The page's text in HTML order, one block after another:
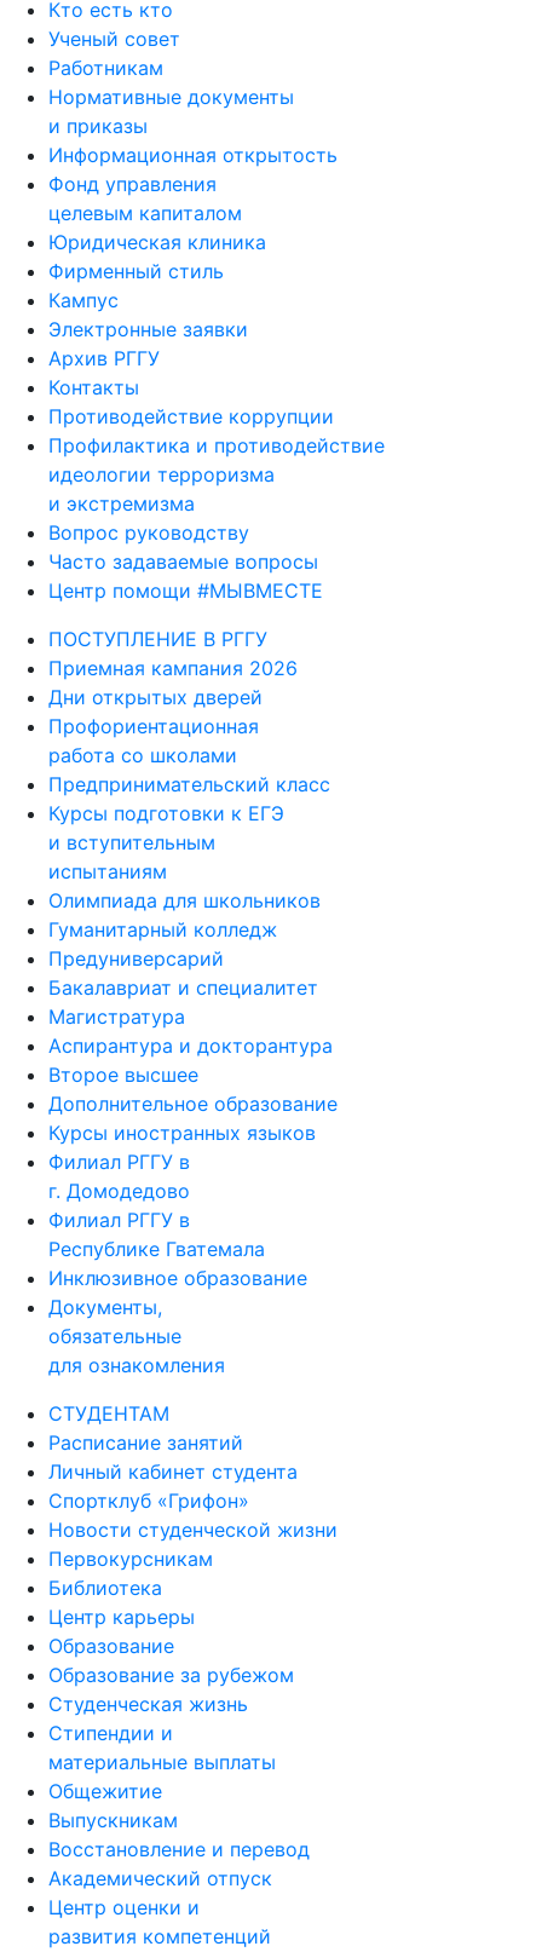
Кто есть кто
Ученый совет
Работникам
Нормативные документы
и приказы
Информационная открытость
Фонд управления
целевым капиталом
Юридическая клиника
Фирменный стиль
Кампус
Электронные заявки
Архив РГГУ
Контакты
Противодействие коррупции
Профилактика и противодействие
идеологии терроризма
и экстремизма
Вопрос руководству
Часто задаваемые вопросы
Центр помощи #МЫВМЕСТЕ
ПОСТУПЛЕНИЕ В РГГУ
Приемная кампания 2026
Дни открытых дверей
Профориентационная
работа со школами
Предпринимательский класс
Курсы подготовки к ЕГЭ
и вступительным
испытаниям
Олимпиада для школьников
Гуманитарный колледж
Предуниверсарий
Бакалавриат и специалитет
Магистратура
Аспирантура и докторантура
Второе высшее
Дополнительное образование
Курсы иностранных языков
Филиал РГГУ в
г. Домодедово
Филиал РГГУ в
Республике Гватемала
Инклюзивное образование
Документы,
обязательные
для ознакомления
СТУДЕНТАМ
Расписание занятий
Личный кабинет студента
Спортклуб «Грифон»
Новости студенческой жизни
Первокурсникам
Библиотека
Центр карьеры
Образование
Образование за рубежом
Студенческая жизнь
Стипендии и
материальные выплаты
Общежитие
Выпускникам
Восстановление и перевод
Академический отпуск
Центр оценки и
развития компетенций